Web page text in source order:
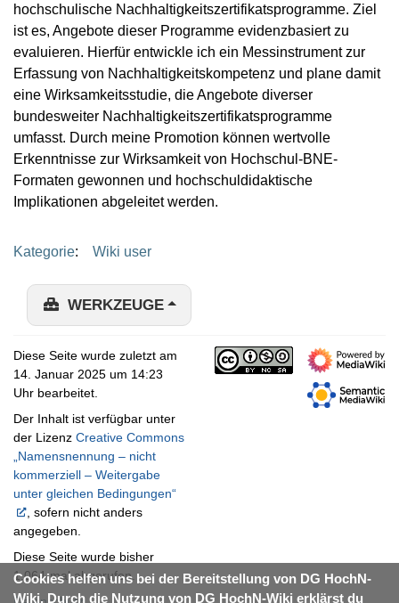
hochschulische Nachhaltigkeitszertifikatsprogramme. Ziel
ist es, Angebote dieser Programme evidenzbasiert zu
evaluieren. Hierfür entwickle ich ein Messinstrument zur
Erfassung von Nachhaltigkeitskompetenz und plane damit
eine Wirksamkeitsstudie, die Angebote diverser
bundesweiter Nachhaltigkeitszertifikatsprogramme
umfasst. Durch meine Promotion können wertvolle
Erkenntnisse zur Wirksamkeit von Hochschul-BNE-
Formaten gewonnen und hochschuldidaktische
Implikationen abgeleitet werden.
Cookies helfen uns bei der Bereitstellung von DG HochN-
Wiki. Durch die Nutzung von DG HochN-Wiki erklärst du
Kategorie: Wiki user
WERKZEUGE
Diese Seite wurde zuletzt am
14. Januar 2025 um 14:23
Uhr bearbeitet.
Der Inhalt ist verfügbar unter
der Lizenz Creative Commons
„Namensnennung – nicht
kommerziell – Weitergabe
unter gleichen Bedingungen“
, sofern nicht anders
angegeben.
Diese Seite wurde bisher
1.064-mal abgerufen.